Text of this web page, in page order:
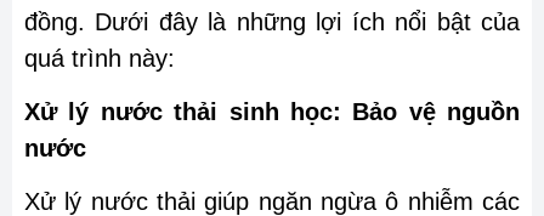
đồng. Dưới đây là những lợi ích nổi bật của
quá trình này:
Xử lý nước thải sinh học: Bảo vệ nguồn
nước
Xử lý nước thải giúp ngăn ngừa ô nhiễm các